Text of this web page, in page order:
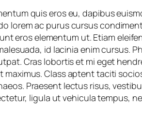
quis eros eu, dapibus
lorem ac purus cursus
eros elementum ut. Etiam
id lacinia enim cursus.
Cras lobortis et mi eget
maximus. Class aptent taciti
Praesent lectus risus,
ligula ut vehicula tempus,